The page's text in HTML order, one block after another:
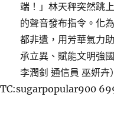
端！」林天秤突然跳
的聲音發布指令。化
都非遺，用芳華氣力
承立異、賦能文明強
李潤釗 通信員 巫妍卉）
TC:sugarpopular900